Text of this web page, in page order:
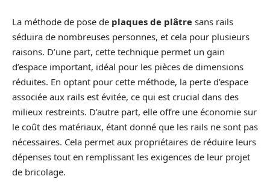
La méthode de pose de plaques de plâtre sans rails
séduira de nombreuses personnes, et cela pour plusieurs
raisons. D’une part, cette technique permet un gain
d’espace important, idéal pour les pièces de dimensions
réduites. En optant pour cette méthode, la perte d’espace
associée aux rails est évitée, ce qui est crucial dans des
milieux restreints. D’autre part, elle offre une économie sur
le coût des matériaux, étant donné que les rails ne sont pas
nécessaires. Cela permet aux propriétaires de réduire leurs
dépenses tout en remplissant les exigences de leur projet
de bricolage.